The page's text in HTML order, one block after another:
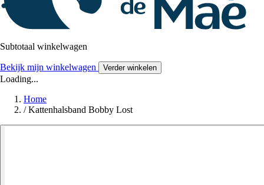
Subtotaal winkelwagen
Bekijk mijn winkelwagen Verder winkelen
Loading...
Home
/ Kattenhalsband Bobby Lost